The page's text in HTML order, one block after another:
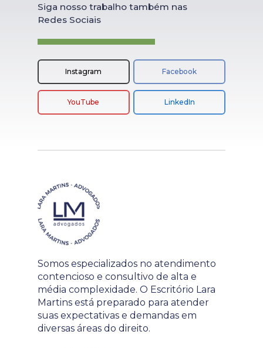
Siga nosso trabalho também nas
Redes Sociais
Instagram Facebook
YouTube LinkedIn
Somos especializados no atendimento
contencioso e consultivo de alta e
média complexidade. O Escritório Lara
Martins está preparado para atender
suas expectativas e demandas em
diversas áreas do direito.